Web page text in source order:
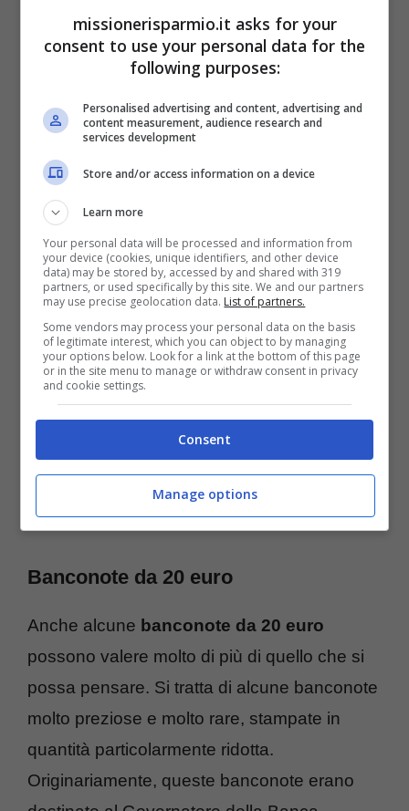
astronomiche pur di avere delle monete rare.
Banconote da 20 euro
Anche alcune banconote da 20 euro
possono valere molto di più di quello che si
possa pensare. Si tratta di alcune banconote
molto preziose e molto rare, stampate in
quantità particolarmente ridotta.
Originariamente, queste banconote erano
missionerisparmio.it asks for your
consent to use your personal data for the
following purposes:
Personalised advertising and content, advertising and
content measurement, audience research and
services development
Store and/or access information on a device
Learn more
Your personal data will be processed and information from
your device (cookies, unique identifiers, and other device
data) may be stored by, accessed by and shared with 319
partners, or used specifically by this site. We and our partners
may use precise geolocation data. List of partners.
Some vendors may process your personal data on the basis
of legitimate interest, which you can object to by managing
your options below. Look for a link at the bottom of this page
or in the site menu to manage or withdraw consent in privacy
and cookie settings.
Consent
Manage options